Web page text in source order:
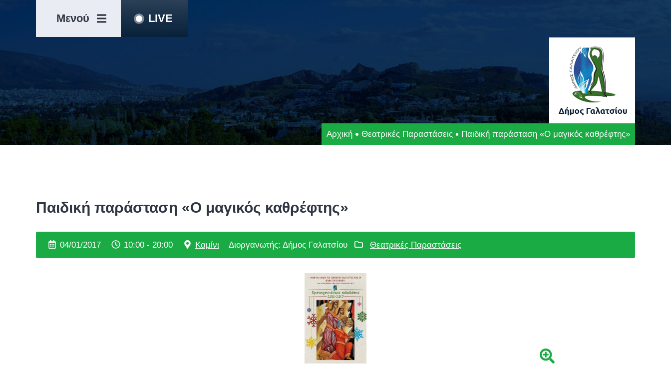
πλοήγησης
Μενού LIVE
Αρχική Θεατρικές Παραστάσεις Παιδική παράσταση «Ο μαγικός καθρέφτης»
Παιδική παράσταση «Ο μαγικός καθρέφτης»
04/01/2017 10:00 - 20:00 Καμίνι Διοργανωτής: Δήμος Γαλατσίου Θεατρικές Παραστάσεις